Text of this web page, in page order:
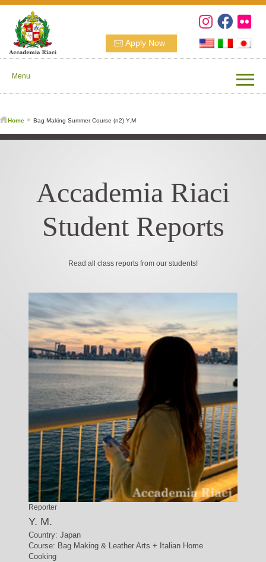
Apply Now
Menu
Home Bag Making Summer Course (n2) Y.M
Accademia Riaci
Student Reports
Read all class reports from our students!
Reporter
Y. M.
Country: Japan
Course: Bag Making & Leather Arts + Italian Home
Cooking